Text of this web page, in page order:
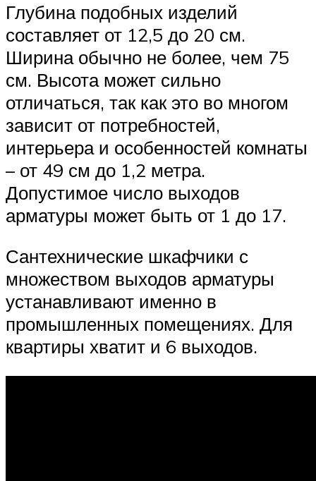
Глубина подобных изделий
составляет от 12,5 до 20 см.
Ширина обычно не более, чем 75
см. Высота может сильно
отличаться, так как это во многом
зависит от потребностей,
интерьера и особенностей комнаты
– от 49 см до 1,2 метра.
Допустимое число выходов
арматуры может быть от 1 до 17.
Сантехнические шкафчики с
множеством выходов арматуры
устанавливают именно в
промышленных помещениях. Для
квартиры хватит и 6 выходов.